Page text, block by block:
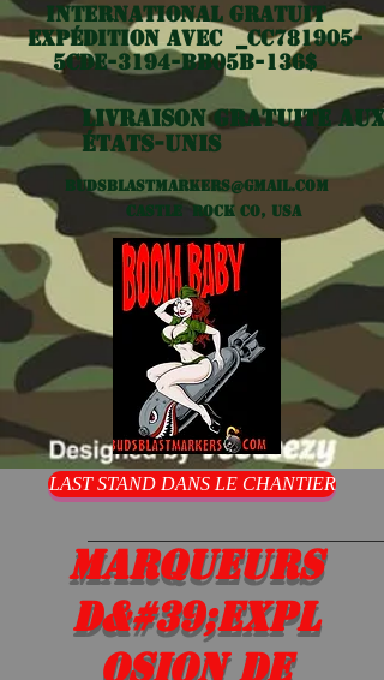
International gratuit
Expédition avec _cc781905-
5cde-3194-bb05b-136$
Livraison gratuite aux
États-Unis
Budsblastmarkers@gmail.com
Castle Rock CO, USA
LAST STAND DANS LE CHANTIER
Marqueurs
d&#39;expl
osion de